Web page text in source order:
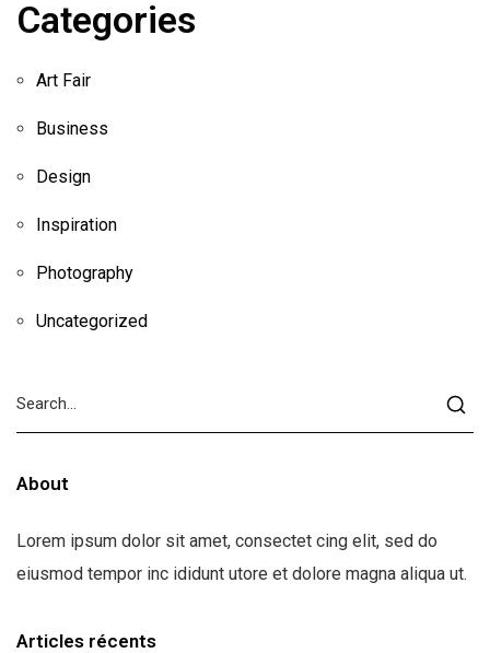
Categories
Art Fair
Business
Design
Inspiration
Photography
Uncategorized
About
Lorem ipsum dolor sit amet, consectet cing elit, sed do
eiusmod tempor inc ididunt utore et dolore magna aliqua ut.
Articles récents